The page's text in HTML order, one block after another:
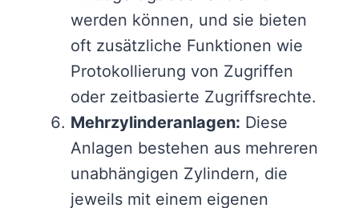
werden können, und sie bieten
oft zusätzliche Funktionen wie
Protokollierung von Zugriffen
oder zeitbasierte Zugriffsrechte.
Mehrzylinderanlagen: Diese
Anlagen bestehen aus mehreren
unabhängigen Zylindern, die
jeweils mit einem eigenen